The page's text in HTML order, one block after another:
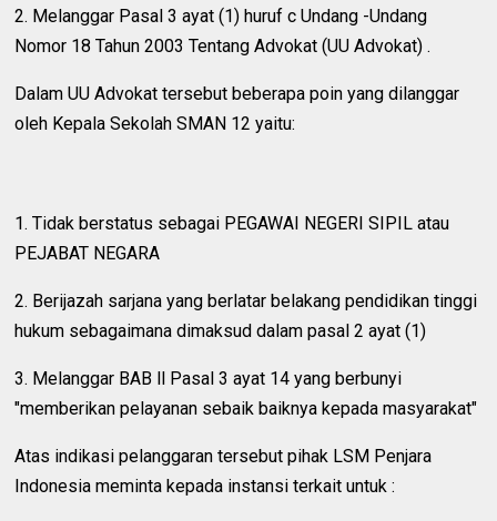
2. Melanggar Pasal 3 ayat (1) huruf c Undang -Undang
Nomor 18 Tahun 2003 Tentang Advokat (UU Advokat) .
Dalam UU Advokat tersebut beberapa poin yang dilanggar
oleh Kepala Sekolah SMAN 12 yaitu:
1. Tidak berstatus sebagai PEGAWAI NEGERI SIPIL atau
PEJABAT NEGARA
2. Berijazah sarjana yang berlatar belakang pendidikan tinggi
hukum sebagaimana dimaksud dalam pasal 2 ayat (1)
3. Melanggar BAB ll Pasal 3 ayat 14 yang berbunyi
"memberikan pelayanan sebaik baiknya kepada masyarakat"
Atas indikasi pelanggaran tersebut pihak LSM Penjara
Indonesia meminta kepada instansi terkait untuk :